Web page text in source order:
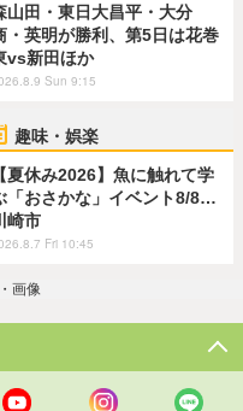
山田・東日大昌平・大分
・英明が勝利、第5日は花巻
vs新田ほか
Sun 9:15
趣味・娯楽
【夏休み2026】魚に触れて学
「おさかな」イベント8/8…
崎市
Fri 10:45
画像